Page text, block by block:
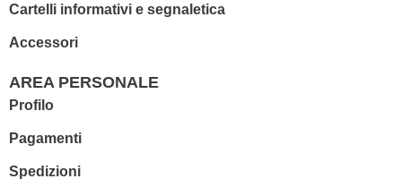
Cartelli informativi e segnaletica
Accessori
AREA PERSONALE
Profilo
Pagamenti
Spedizioni